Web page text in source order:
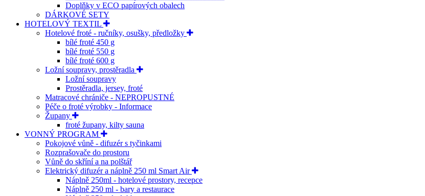
Doplňky v ECO papírových obalech
DÁRKOVÉ SETY
HOTELOVÝ TEXTIL
Hotelové froté - ručníky, osušky, předložky
bílé froté 450 g
bílé froté 550 g
bílé froté 600 g
Ložní soupravy, prostěradla
Ložní soupravy
Prostěradla, jersey, froté
Matracové chrániče - NEPROPUSTNÉ
Péče o froté výrobky - Informace
Župany
froté župany, kilty sauna
VONNÝ PROGRAM
Pokojové vůně - difuzér s tyčinkami
Rozprašovače do prostoru
Vůně do skříní a na polštář
Elektrický difuzér a náplně 250 ml Smart Air
Náplně 250ml - hotelové prostory, recepce
Náplně 250 ml - bary a restaurace